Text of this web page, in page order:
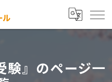
験』のページ一